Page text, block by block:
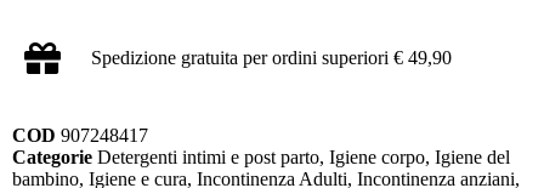
Spedizione gratuita per ordini superiori € 49,90
COD 907248417
Categorie Detergenti intimi e post parto, Igiene corpo, Igiene del
bambino, Igiene e cura, Incontinenza Adulti, Incontinenza anziani,